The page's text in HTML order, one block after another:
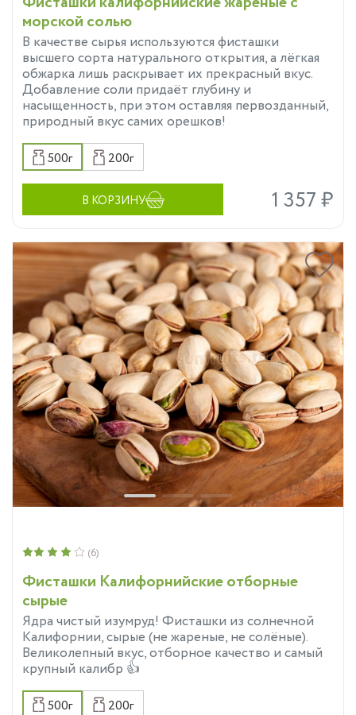
морской солью
В качестве сырья используются фисташки
высшего сорта натурального открытия, а лёгкая
обжарка лишь раскрывает их прекрасный вкус.
Добавление соли придаёт глубину и
насыщенность, при этом оставляя первозданный,
природный вкус самих орешков!
500г 200г
В КОРЗИНУ 1 357 ₽
Фисташки Калифорнийские отборные
сырые
Ядра чистый изумруд! Фисташки из солнечной
Калифорнии, сырые (не жареные, не солёные).
Великолепный вкус, отборное качество и самый
крупный калибр 👍
(6)
500г 200г